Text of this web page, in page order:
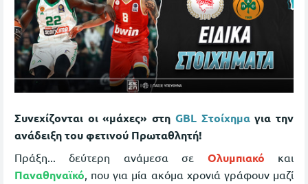
Συνεχίζονται οι «μάχες» στη GBL Στοίχημαγια την
ανάδειξη του φετινού Πρωταθλητή!
Πράξη... δεύτερη ανάμεσα σε Ολυμπιακό και
Παναθηναϊκό, που για μία ακόμα χρονιά γράφουν μαζί